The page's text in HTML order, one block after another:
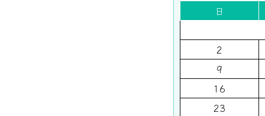
日
2
9
16
23